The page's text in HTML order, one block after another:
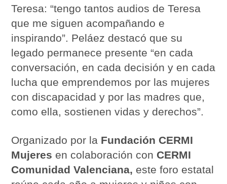
Teresa: “tengo tantos audios de Teresa
que me siguen acompañando e
inspirando”. Peláez destacó que su
legado permanece presente “en cada
conversación, en cada decisión y en cada
lucha que emprendemos por las mujeres
con discapacidad y por las madres que,
como ella, sostienen vidas y derechos”.
Organizado por la Fundación CERMI
Mujeres en colaboración con CERMI
Comunidad Valenciana, este foro estatal